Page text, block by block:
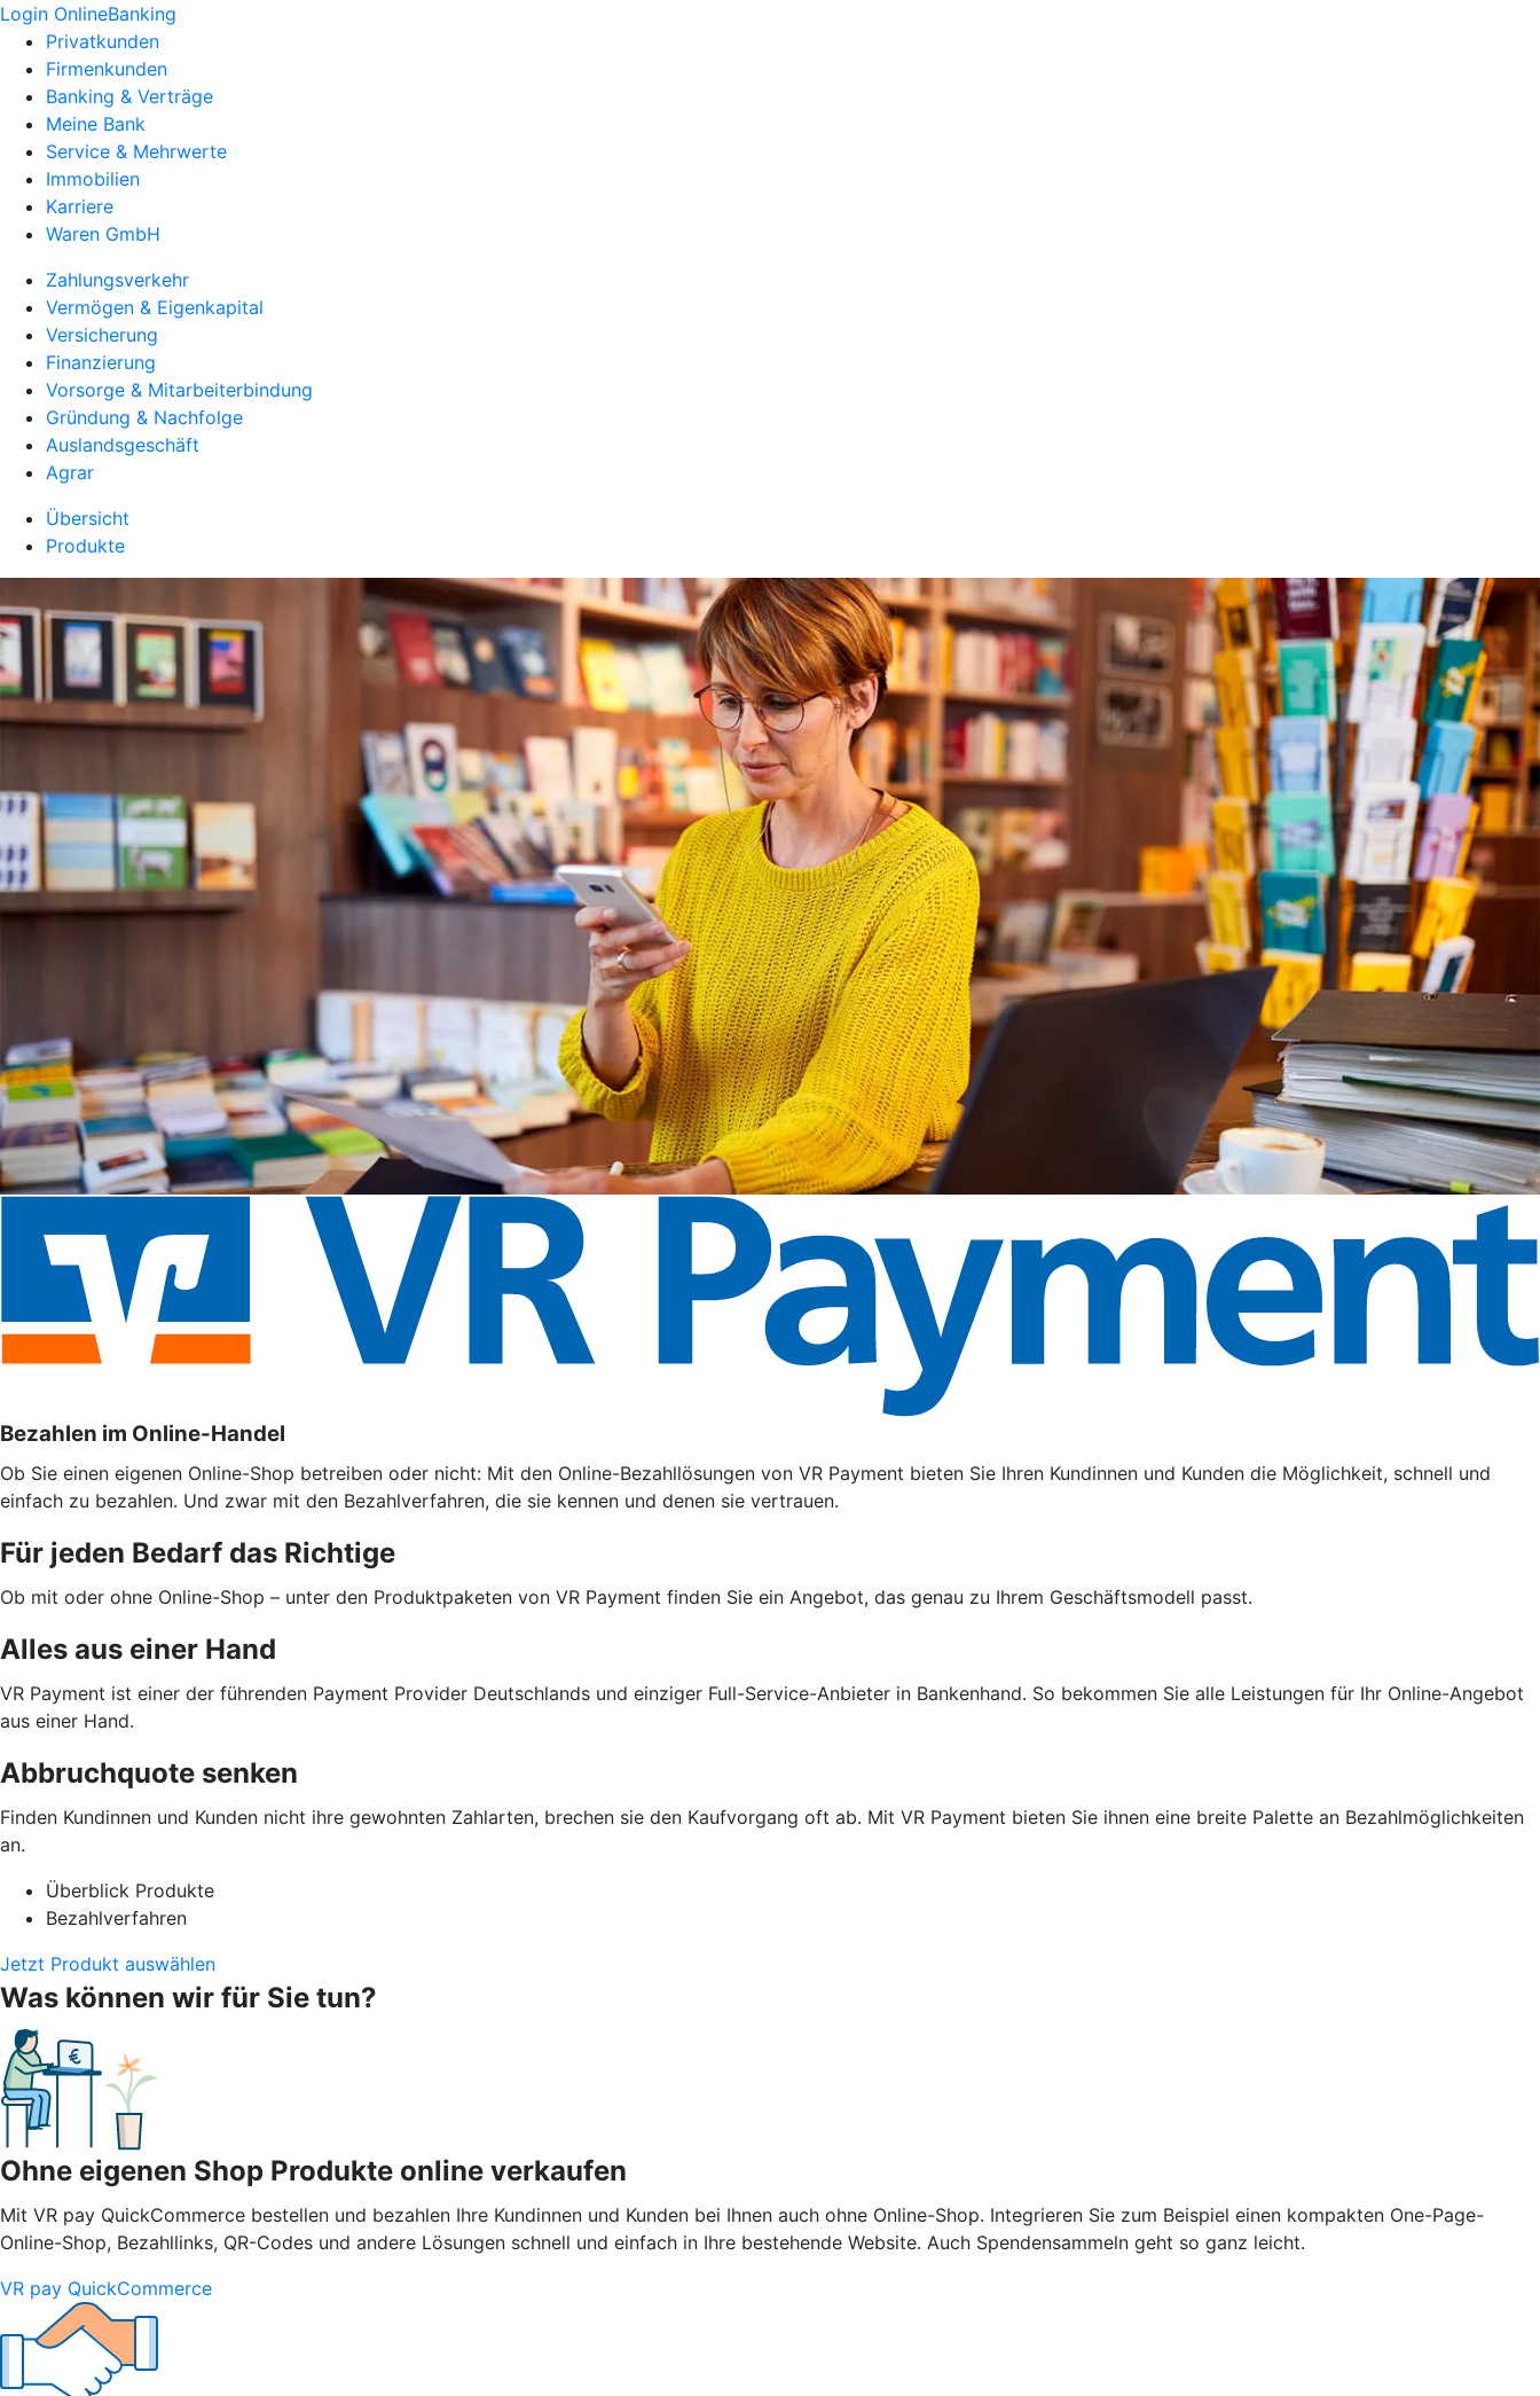
Login OnlineBanking
Privatkunden
Firmenkunden
Banking & Verträge
Meine Bank
Service & Mehrwerte
Immobilien
Karriere
Waren GmbH
Zahlungsverkehr
Vermögen & Eigenkapital
Versicherung
Finanzierung
Vorsorge & Mitarbeiterbindung
Gründung & Nachfolge
Auslandsgeschäft
Agrar
Übersicht
Produkte
Bezahlen im Online-Handel
Ob Sie einen eigenen Online-Shop betreiben oder nicht: Mit den Online-Bezahllösungen von VR Payment bieten Sie Ihren Kundinnen und Kunden die Möglichkeit, schnell und
einfach zu bezahlen. Und zwar mit den Bezahlverfahren, die sie kennen und denen sie vertrauen.
Für jeden Bedarf das Richtige
Ob mit oder ohne Online-Shop – unter den Produktpaketen von VR Payment finden Sie ein Angebot, das genau zu Ihrem Geschäftsmodell passt.
Alles aus einer Hand
VR Payment ist einer der führenden Payment Provider Deutschlands und einziger Full-Service-Anbieter in Bankenhand. So bekommen Sie alle Leistungen für Ihr Online-Angebot
aus einer Hand.
Abbruchquote senken
Finden Kundinnen und Kunden nicht ihre gewohnten Zahlarten, brechen sie den Kaufvorgang oft ab. Mit VR Payment bieten Sie ihnen eine breite Palette an Bezahlmöglichkeiten
an.
Überblick Produkte
Bezahlverfahren
Jetzt Produkt auswählen
Was können wir für Sie tun?
Ohne eigenen Shop Produkte online verkaufen
Mit VR pay QuickCommerce bestellen und bezahlen Ihre Kundinnen und Kunden bei Ihnen auch ohne Online-Shop. Integrieren Sie zum Beispiel einen kompakten One-Page-
Online-Shop, Bezahllinks, QR-Codes und andere Lösungen schnell und einfach in Ihre bestehende Website. Auch Spendensammeln geht so ganz leicht.
VR pay QuickCommerce